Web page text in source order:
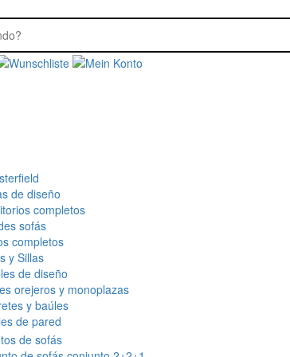
de diseño
completos
sofás
completos
y Sillas
de diseño
orejeros y monoplazas
y baúles
de pared
de sofás